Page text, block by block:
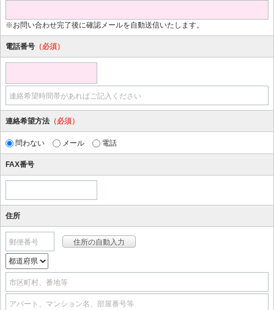
※お問い合わせ完了後に確認メールを自動送信いたします。
電話番号 （必須）
連絡希望時間帯があればご記入ください
連絡希望方法 （必須）
問わない メール 電話
FAX番号
住所
郵便番号
市区町村、番地等
アパート、マンション名、部屋番号等